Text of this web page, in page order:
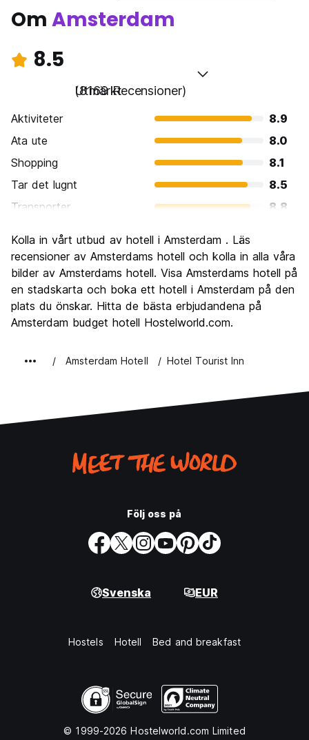
OmAmsterdam
8.5
Utmärkt
(8169 Recensioner)
Aktiviteter
8.9
Ata ute
8.0
Shopping
8.1
Tar det lugnt
8.5
Transporter
8.8
Kultur
9.0
Festa
8.9
Värde för pengarna
7.2
Kolla in vårt utbud av hotell i Amsterdam . Läs
recensioner av Amsterdams hotell och kolla in alla våra
bilder av Amsterdams hotell. Visa Amsterdams hotell på
en stadskarta och boka ett hotell i Amsterdam på den
plats du önskar. Hitta de bästa erbjudandena på
Amsterdam budget hotell Hostelworld.com.
Amsterdam Hotell Hotel Tourist Inn
Följ oss på
Svenska EUR
Hostels Hotell Bed and breakfast
© 1999-2026 Hostelworld.com Limited